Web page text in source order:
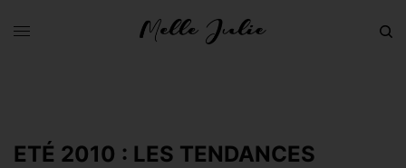
ETÉ 2010 : LES TENDANCES